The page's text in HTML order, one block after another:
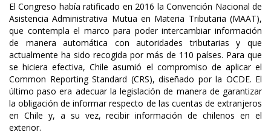
El Congreso había ratificado en 2016 la Convención Nacional de
Asistencia Administrativa Mutua en Materia Tributaria (MAAT),
que contempla el marco para poder intercambiar información
de manera automática con autoridades tributarias y que
actualmente ha sido recogida por más de 110 países. Para que
se hiciera efectiva, Chile asumió el compromiso de aplicar el
Common Reporting Standard (CRS), diseñado por la OCDE. El
último paso era adecuar la legislación de manera de garantizar
la obligación de informar respecto de las cuentas de extranjeros
en Chile y, a su vez, recibir información de chilenos en el
exterior.